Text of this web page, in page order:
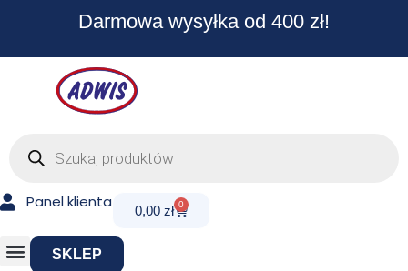
Darmowa wysyłka od 400 zł!
Panel klienta 0,00 zł 0
Cart
SKLEP